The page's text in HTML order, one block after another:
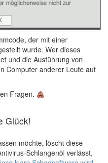
der mit einer
wurde. Wer dieses
und die Ausführung von
Computer anderer Leute auf
Fragen.
Glück!
möchte, löscht diese
Schlangenöl verlässt,